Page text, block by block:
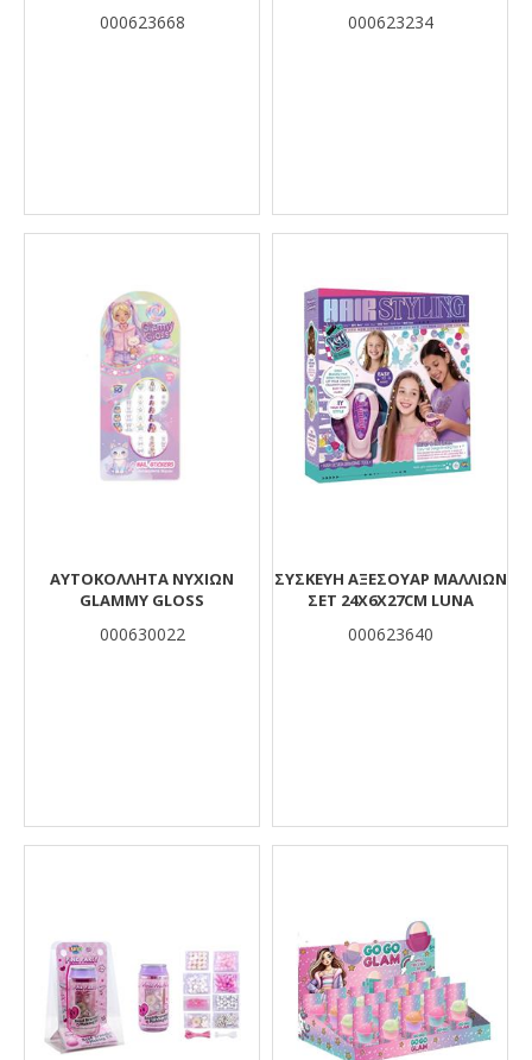
000623668 000623234
ΑΥΤΟΚΌΛΛΗΤΑ ΝΥΧΙΏΝ
GLAMMY GLOSS
000630022
ΣΥΣΚΕΥΗ ΑΞΕΣΟΥΑΡ ΜΑΛΛΙΩΝ
ΣΕΤ 24X6X27CΜ LUNA
000623640